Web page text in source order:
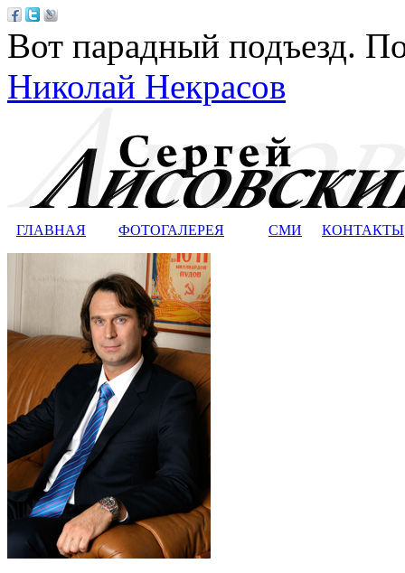
Вот парадный подъезд.
Николай Некрасов
ГЛАВНАЯ ФОТОГАЛЕРЕЯ СМИ КОНТАКТЫ